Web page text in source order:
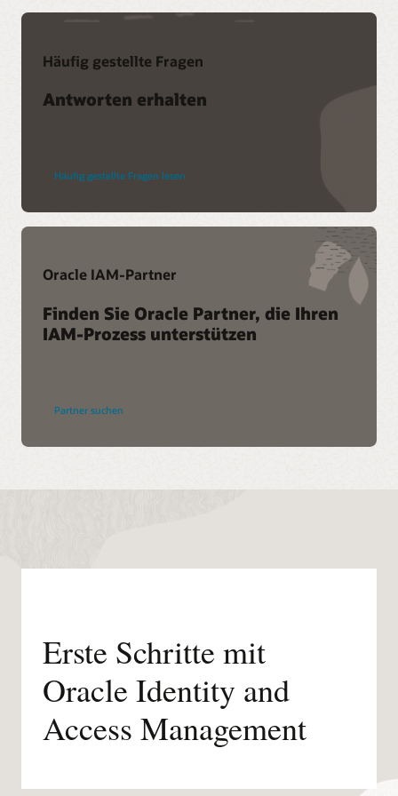
Datenblatt: OCI Identity and Access Management (PDF)
Sichern Sie sich Einblicke in die Cloud-Sicherheit
Häufig gestellte Fragen
Antworten erhalten
Häufig gestellte Fragen lesen
Oracle IAM-Partner
Finden Sie Oracle Partner, die Ihren
IAM-Prozess unterstützen
Partner suchen
Erste Schritte mit
Oracle Identity and
Access Management